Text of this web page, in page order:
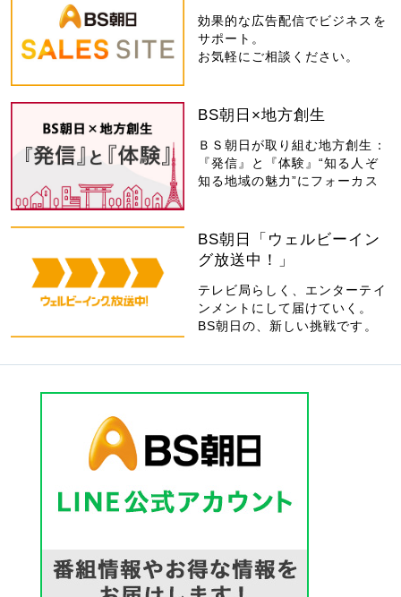
効果的な広告配信でビジネスを
サポート。
お気軽にご相談ください。
BS朝日×地方創生
ＢＳ朝日が取り組む地方創生：
『発信』と『体験』“知る人ぞ
知る地域の魅力”にフォーカス
BS朝日「ウェルビーイン
グ放送中！」
テレビ局らしく、エンターテイ
ンメントにして届けていく。
BS朝日の、新しい挑戦です。